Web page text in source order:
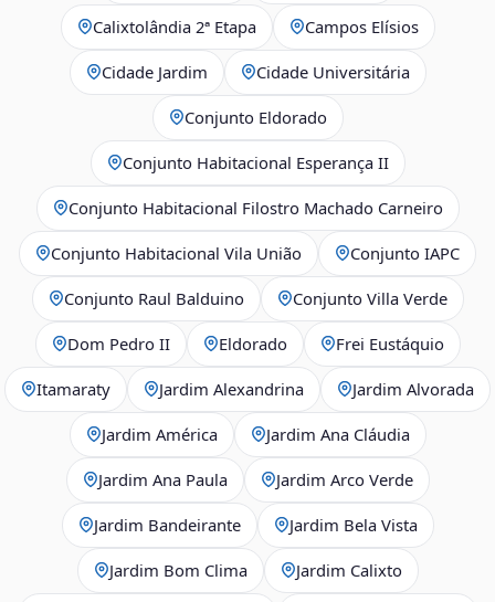
Calixtolândia 2ª Etapa Campos Elísios
Cidade Jardim Cidade Universitária
Conjunto Eldorado
Conjunto Habitacional Esperança II
Conjunto Habitacional Filostro Machado Carneiro
Conjunto Habitacional Vila União Conjunto IAPC
Conjunto Raul Balduino Conjunto Villa Verde
Dom Pedro II Eldorado Frei Eustáquio
Itamaraty Jardim Alexandrina Jardim Alvorada
Jardim América Jardim Ana Cláudia
Jardim Ana Paula Jardim Arco Verde
Jardim Bandeirante Jardim Bela Vista
Jardim Bom Clima Jardim Calixto